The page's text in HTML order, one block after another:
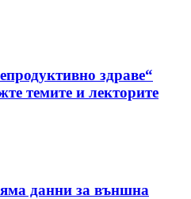
здраве“
темите и лекторите
данни за външна